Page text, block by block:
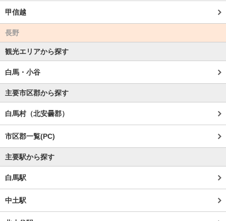
甲信越
長野
観光エリアから探す
白馬・小谷
主要市区郡から探す
白馬村（北安曇郡）
市区郡一覧(PC)
主要駅から探す
白馬駅
中土駅